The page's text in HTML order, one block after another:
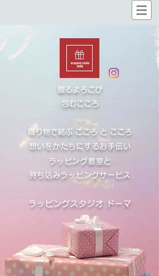
贈るよろこび
​包むこころ
贈り物で結ぶ こころ と こころ
想いをかたちにするお手伝い
ラッピング教室と
​持ち込みラッピングサービス
ラッピングスタジオ ドーマ